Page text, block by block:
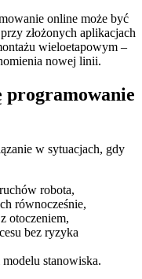
online może być
złożonych aplikacjach
wieloetapowym –
nowej linii.
programowanie
w sytuacjach, gdy
robota,
równocześnie,
otoczeniem,
bez ryzyka
stanowiska.